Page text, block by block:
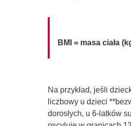
BMI = masa ciała
Na przykład, jeśli
liczbowy u dzieci
dorosłych, u 6-latków